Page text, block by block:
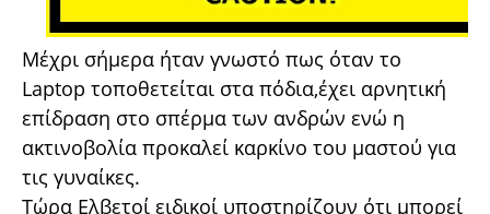
Μέχρι σήμερα ήταν γνωστό πως όταν το
Laptop τοποθετείται στα πόδια,έχει αρνητική
επίδραση στο σπέρμα των ανδρών ενώ η
ακτινοβολία προκαλεί καρκίνο του μαστού για
τις γυναίκες.
Τώρα Ελβετοί ειδικοί υποστηρίζουν ότι μπορεί